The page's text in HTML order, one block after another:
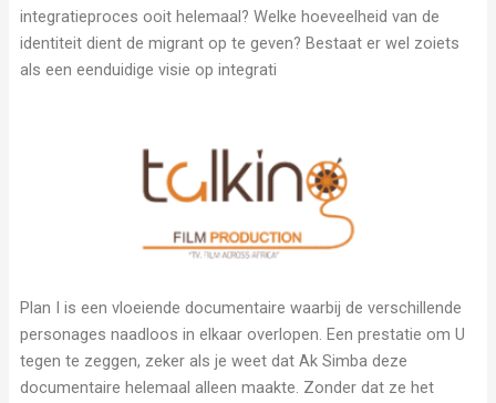
integratieproces ooit helemaal? Welke hoeveelheid van de
identiteit dient de migrant op te geven? Bestaat er wel zoiets
als een eenduidige visie op integrati
Plan I is een vloeiende documentaire waarbij de verschillende
personages naadloos in elkaar overlopen. Een prestatie om U
tegen te zeggen, zeker als je weet dat Ak Simba deze
documentaire helemaal alleen maakte. Zonder dat ze het